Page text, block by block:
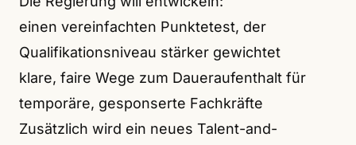
einen vereinfachten Punktetest, der
Qualifikationsniveau stärker gewichtet
klare, faire Wege zum Daueraufenthalt für
temporäre, gesponserte Fachkräfte
Zusätzlich wird ein neues Talent-and-